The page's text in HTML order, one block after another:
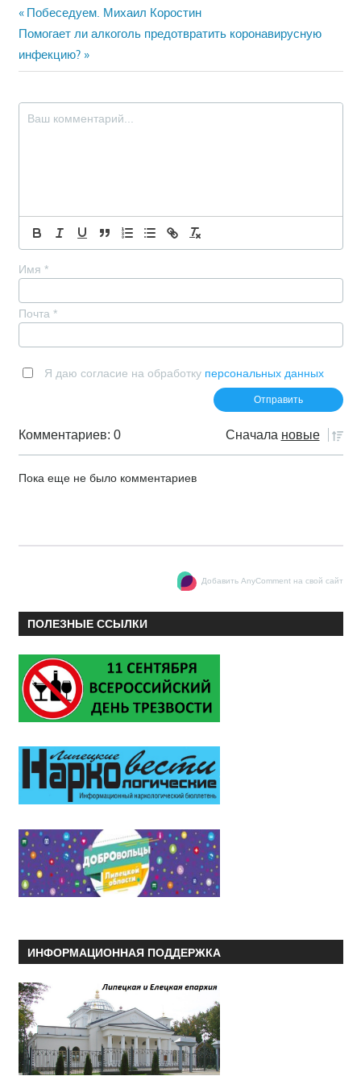
Навигация
по
записям
Предыдущая
запись:
Побеседуем. Михаил Коростин
Следующая
запись:
Помогает ли алкоголь предотвратить коронавирусную
инфекцию?
Имя *
Почта *
Я даю согласие на обработку персональных данных
Комментариев: 0 Сначала новые
Пока еще не было комментариев
Добавить AnyComment на свой сайт
ПОЛЕЗНЫЕ ССЫЛКИ
ИНФОРМАЦИОННАЯ ПОДДЕРЖКА